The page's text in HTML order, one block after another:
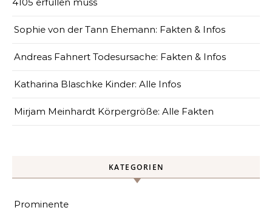
Sophie von der Tann Ehemann: Fakten & Infos
Andreas Fahnert Todesursache: Fakten & Infos
Katharina Blaschke Kinder: Alle Infos
Mirjam Meinhardt Körpergröße: Alle Fakten
KATEGORIEN
Prominente